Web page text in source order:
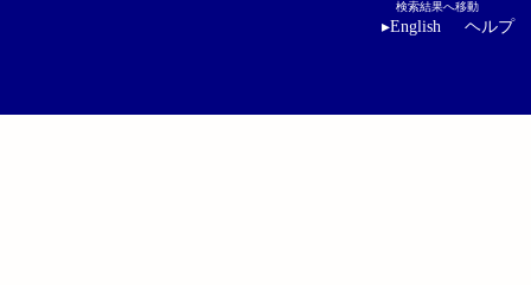
検索結果へ移動
▸English ヘルプ